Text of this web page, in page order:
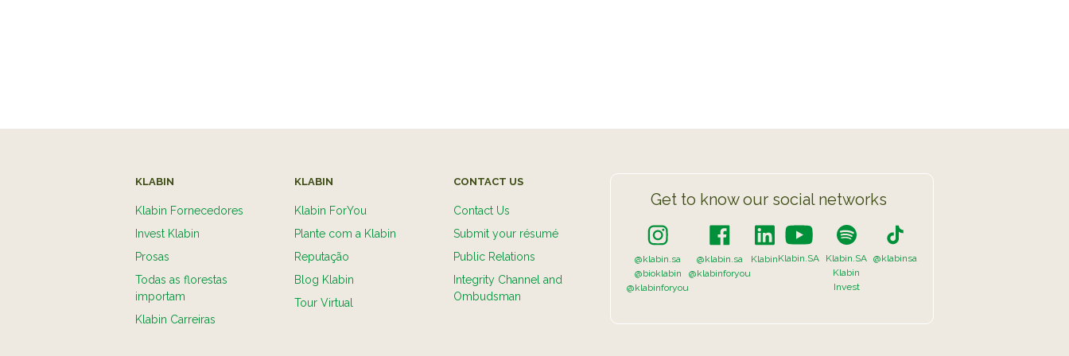
KLABIN
Klabin Fornecedores
Invest Klabin
Prosas
Todas as florestas
importam
Klabin Carreiras
KLABIN
Klabin ForYou
Plante com a Klabin
Reputação
Blog Klabin
Tour Virtual
CONTACT US
Contact Us
Submit your résumé
Public Relations
Integrity Channel and
Ombudsman
Get to know our social networks
@klabin.sa
@bioklabin
@klabinforyou
@klabin.sa
@klabinforyou
KlabinKlabin.SA
Klabin.SA
Klabin
Invest
@klabinsa